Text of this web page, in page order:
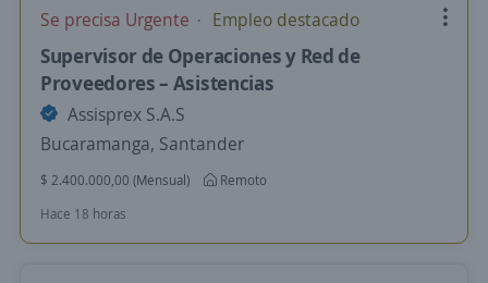
Se precisa Urgente Empleo destacado
Supervisor de Operaciones y Red de
Proveedores – Asistencias
Assisprex S.A.S
Bucaramanga, Santander
$ 2.400.000,00 (Mensual)
Remoto
Hace 18 horas